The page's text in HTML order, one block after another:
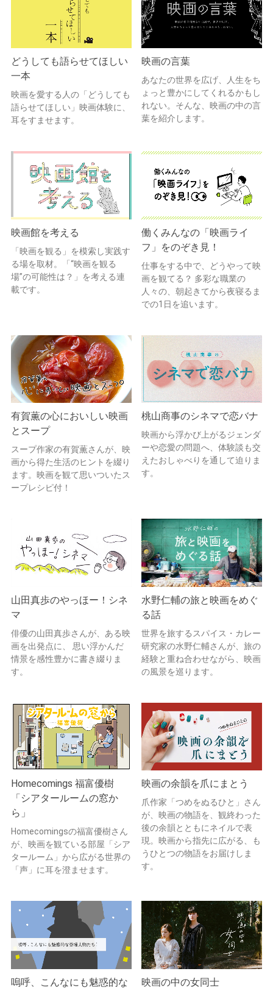
どうしても語らせてほしい
一本
映画を愛する人の「どうしても
語らせてほしい」映画体験に、
耳をすませます。
映画の言葉
あなたの世界を広げ、人生をち
ょっと豊かにしてくれるかもし
れない。そんな、映画の中の言
葉を紹介します。
映画館を考える
「映画を観る」を模索し実践す
る場を取材。「“映画を観る
場”の可能性は？」を考える連
載です。
働くみんなの「映画ライ
フ」をのぞき見！
仕事をする中で、どうやって映
画を観てる？ 多彩な職業の
人々の、朝起きてから夜寝るま
での1日を追います。
有賀薫の心においしい映画
とスープ
スープ作家の有賀薫さんが、映
画から得た生活のヒントを綴り
ます。映画を観て思いついたス
ープレシピ付！
桃山商事のシネマで恋バナ
映画から浮かび上がるジェンダ
ーや恋愛の問題へ、体験談も交
えたおしゃべりを通して迫りま
す。
山田真歩のやっほー！シネ
マ
俳優の山田真歩さんが、ある映
画を出発点に、 思い浮かんだ
情景を感性豊かに書き綴りま
す。
水野仁輔の旅と映画をめぐ
る話
世界を旅するスパイス・カレー
研究家の水野仁輔さんが、旅の
経験と重ね合わせながら、映画
の風景を巡ります。
Homecomings 福富優樹
「シアタールームの窓か
ら」
Homecomingsの福富優樹さん
が、映画を観ている部屋「シア
タールーム」から広がる世界の
「声」に耳を澄ませます。
映画の余韻を爪にまとう
爪作家「つめをぬるひと」さん
が、映画の物語を、観終わった
後の余韻とともにネイルで表
現。映画から指先に広がる、も
うひとつの物語をお届けしま
す。
嗚呼、こんなにも魅惑的な 映画の中の女同士